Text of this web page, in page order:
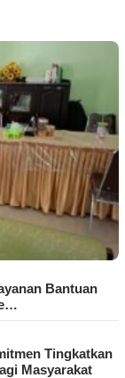
Bantuan
Tingkatkan
Masyarakat